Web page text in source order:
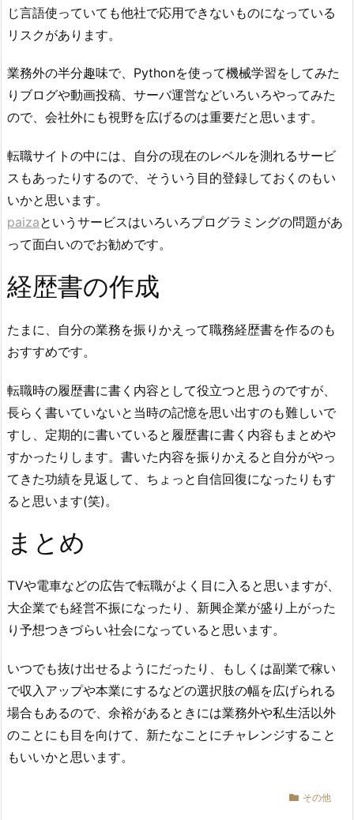
じ言語使っていても他社で応用できないものになっている
リスクがあります。
業務外の半分趣味で、Pythonを使って機械学習をしてみた
りブログや動画投稿、サーバ運営などいろいろやってみた
ので、会社外にも視野を広げるのは重要だと思います。
転職サイトの中には、自分の現在のレベルを測れるサービ
スもあったりするので、そういう目的登録しておくのもい
いかと思います。
paizaというサービスはいろいろプログラミングの問題があ
って面白いのでお勧めです。
経歴書の作成
たまに、自分の業務を振りかえって職務経歴書を作るのも
おすすめです。
転職時の履歴書に書く内容として役立つと思うのですが、
長らく書いていないと当時の記憶を思い出すのも難しいで
すし、定期的に書いていると履歴書に書く内容もまとめや
すかったりします。書いた内容を振りかえると自分がやっ
てきた功績を見返して、ちょっと自信回復になったりもす
ると思います(笑)。
まとめ
TVや電車などの広告で転職がよく目に入ると思いますが、
大企業でも経営不振になったり、新興企業が盛り上がった
り予想つきづらい社会になっていると思います。
いつでも抜け出せるようにだったり、もしくは副業で稼い
で収入アップや本業にするなどの選択肢の幅を広げられる
場合もあるので、余裕があるときには業務外や私生活以外
のことにも目を向けて、新たなことにチャレンジすること
もいいかと思います。
その他